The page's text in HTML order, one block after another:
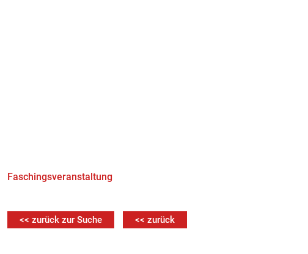
Faschingsveranstaltung
<< zurück zur Suche << zurück